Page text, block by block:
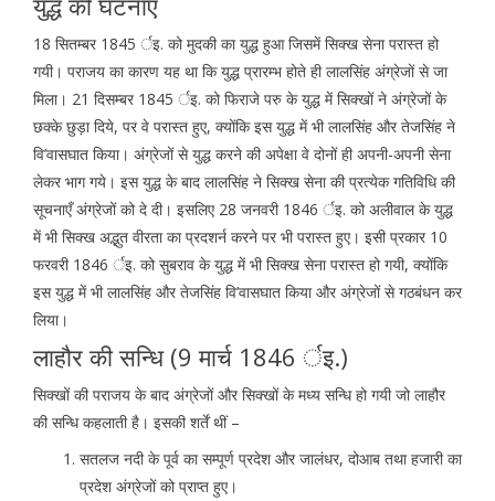
18 सितम्बर 1845 र्इ. को मुदकी का युद्ध हुआ जिसमें सिक्ख सेना परास्त हो
गयी। पराजय का कारण यह था कि युद्ध प्रारम्भ होते ही लालसिंह अंग्रेजों से जा
मिला। 21 दिसम्बर 1845 र्इ. को फिराजे परु के युद्ध में सिक्खों ने अंग्रेजों के
छक्के छुड़ा दिये, पर वे परास्त हुए, क्योंकि इस युद्ध में भी लालसिंह और तेजसिंह ने
वि’वासघात किया। अंग्रेजों से युद्ध करने की अपेक्षा वे दोनों ही अपनी-अपनी सेना
लेकर भाग गये। इस युद्ध के बाद लालसिंह ने सिक्ख सेना की प्रत्येक गतिविधि की
सूचनाएँ अंग्रेजों को दे दी। इसलिए 28 जनवरी 1846 र्इ. को अलीवाल के युद्ध
में भी सिक्ख अद्भुत वीरता का प्रदशर्न करने पर भी परास्त हुए। इसी प्रकार 10
फरवरी 1846 र्इ. को सुबराव के युद्ध में भी सिक्ख सेना परास्त हो गयी, क्योंकि
इस युद्ध में भी लालसिंह और तेजसिंह वि’वासघात किया और अंग्रेजों से गठबंधन कर
लिया।
लाहौर की सन्धि (9 मार्च 1846 र्इ.)
सिक्खों की पराजय के बाद अंग्रेजों और सिक्खों के मध्य सन्धि हो गयी जो लाहौर
की सन्धि कहलाती है। इसकी शर्तें थीं –
सतलज नदी के पूर्व का सम्पूर्ण प्रदेश और जालंधर, दोआब तथा हजारी का
प्रदेश अंग्रेजों को प्राप्त हुए।